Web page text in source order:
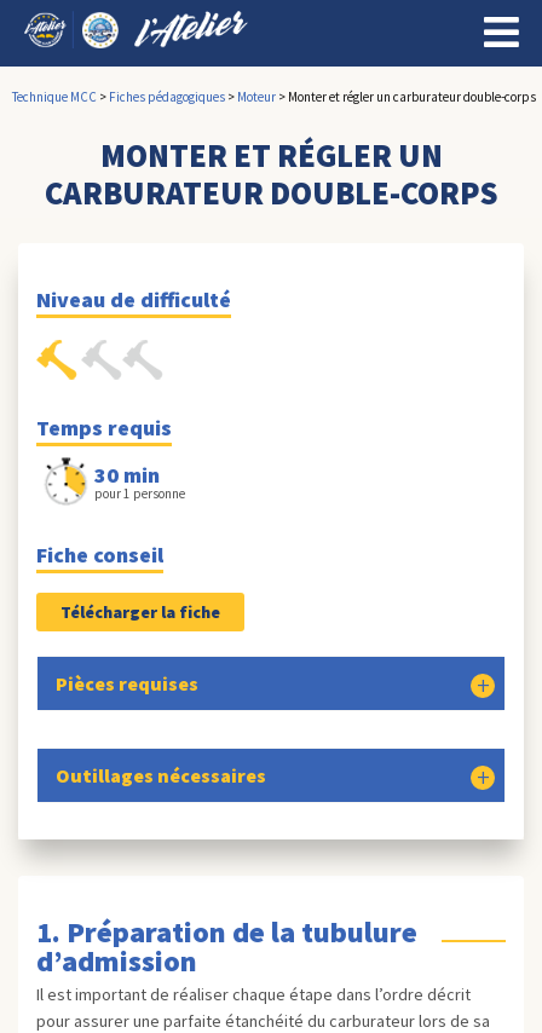
Technique MCC > Fiches pédagogiques > Moteur > Monter et régler un carburateur double-corps
MONTER ET RÉGLER UN
CARBURATEUR DOUBLE-CORPS
Niveau de difficulté
Temps requis
30 min
pour 1 personne
Fiche conseil
Télécharger la fiche
Pièces requises
Outillages nécessaires
1. Préparation de la tubulure
d’admission
Il est important de réaliser chaque étape dans l’ordre décrit
pour assurer une parfaite étanchéité du carburateur lors de sa